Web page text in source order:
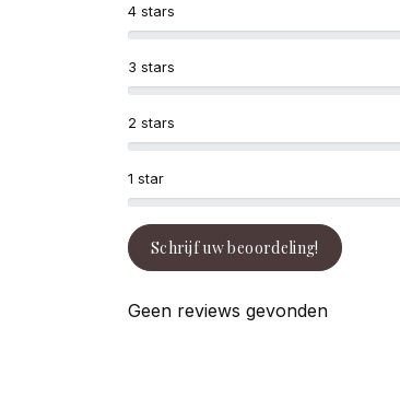
1 star
2 stars
3 stars
4 stars
Schrijf uw beoordeling!
Geen reviews gevonden